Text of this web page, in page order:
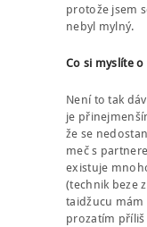
protože jsem
nebyl mylný.
Co si myslíte o
Není to tak
je
že se
meč s
existuje
(technik beze
taidžucu mám
prozatím příliš